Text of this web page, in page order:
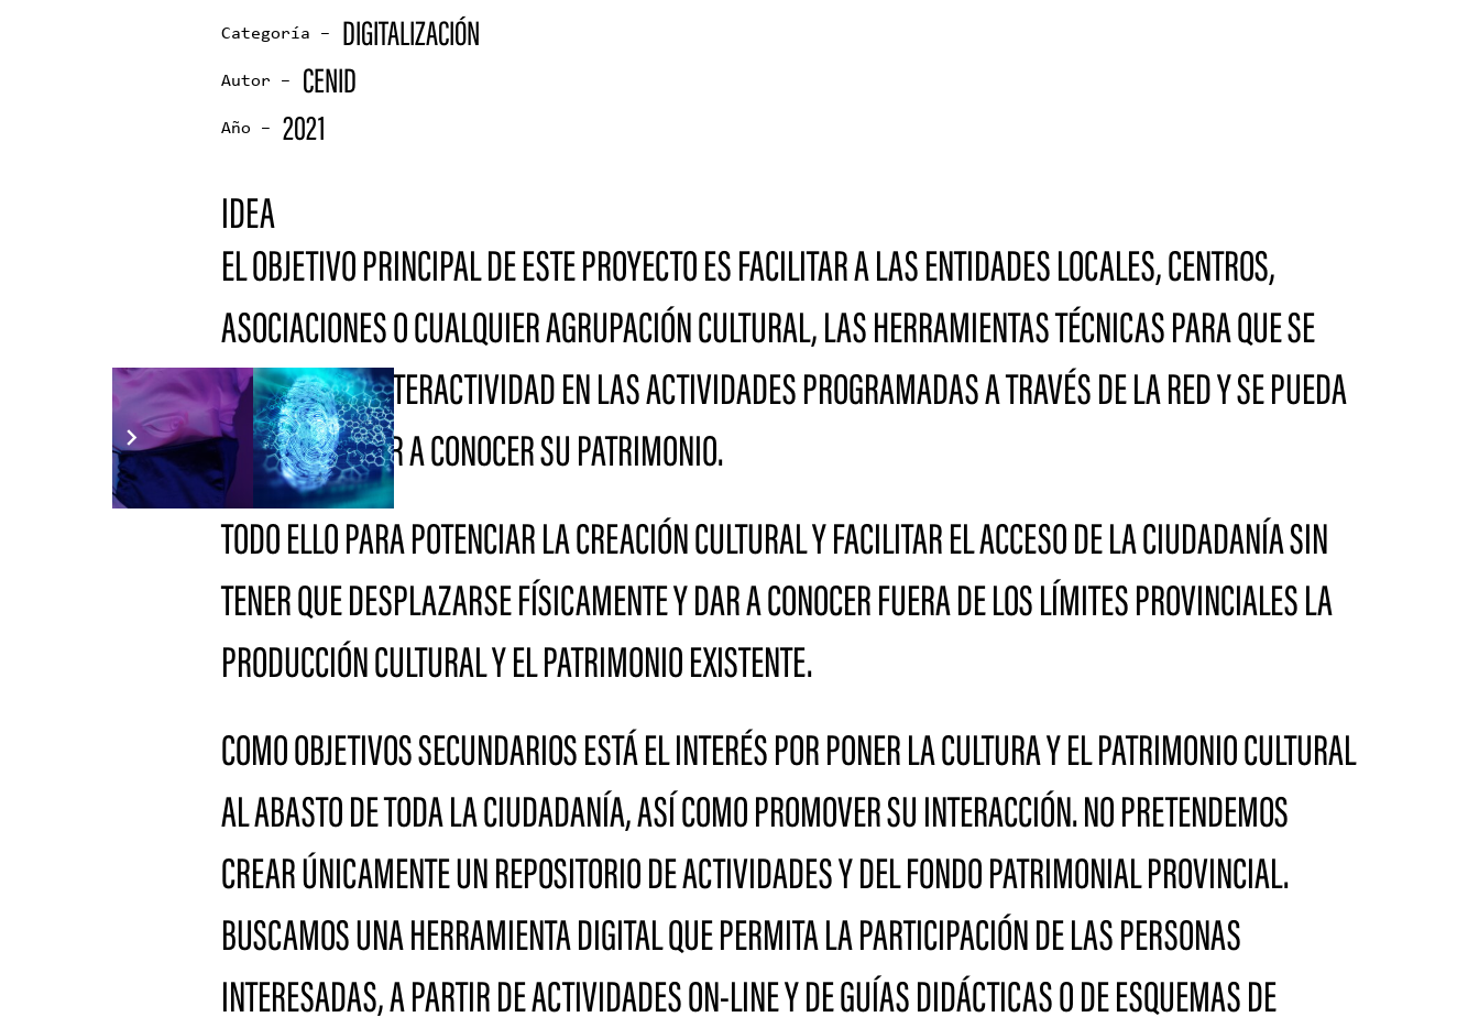
Categoría – DIGITALIZACIÓN
Autor – CENID
Año – 2021
IDEA
EL OBJETIVO PRINCIPAL DE ESTE PROYECTO ES FACILITAR A LAS ENTIDADES LOCALES, CENTROS,
ASOCIACIONES O CUALQUIER AGRUPACIÓN CULTURAL, LAS HERRAMIENTAS TÉCNICAS PARA QUE SE
POTENCIE LA INTERACTIVIDAD EN LAS ACTIVIDADES PROGRAMADAS A TRAVÉS DE LA RED Y SE PUEDA
DIFUNDIR Y DAR A CONOCER SU PATRIMONIO.
TODO ELLO PARA POTENCIAR LA CREACIÓN CULTURAL Y FACILITAR EL ACCESO DE LA CIUDADANÍA SIN
TENER QUE DESPLAZARSE FÍSICAMENTE Y DAR A CONOCER FUERA DE LOS LÍMITES PROVINCIALES LA
PRODUCCIÓN CULTURAL Y EL PATRIMONIO EXISTENTE.
COMO OBJETIVOS SECUNDARIOS ESTÁ EL INTERÉS POR PONER LA CULTURA Y EL PATRIMONIO CULTURAL
AL ABASTO DE TODA LA CIUDADANÍA, ASÍ COMO PROMOVER SU INTERACCIÓN. NO PRETENDEMOS
CREAR ÚNICAMENTE UN REPOSITORIO DE ACTIVIDADES Y DEL FONDO PATRIMONIAL PROVINCIAL.
BUSCAMOS UNA HERRAMIENTA DIGITAL QUE PERMITA LA PARTICIPACIÓN DE LAS PERSONAS
INTERESADAS, A PARTIR DE ACTIVIDADES ON-LINE Y DE GUÍAS DIDÁCTICAS O DE ESQUEMAS DE